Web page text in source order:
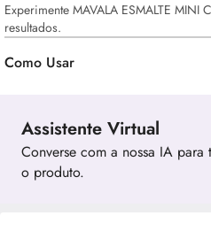
Experimente MAVALA ESMALTE
resultados.
Como Usar
Assistente Virtual
Converse com a nossa IA para
o produto.